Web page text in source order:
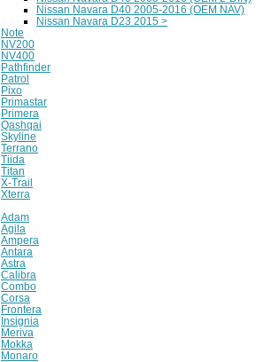
Nissan Navara D40 2005-2016 (OEM NAV)
Nissan Navara D23 2015 >
Note
NV200
NV400
Pathfinder
Patrol
Pixo
Primastar
Primera
Qashqai
Skyline
Terrano
Tiida
Titan
X-Trail
Xterra
Adam
Agila
Ampera
Antara
Astra
Calibra
Combo
Corsa
Frontera
Insignia
Meriva
Mokka
Monaro